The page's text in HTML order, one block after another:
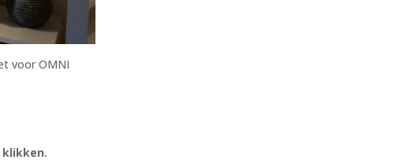
voor OMNI